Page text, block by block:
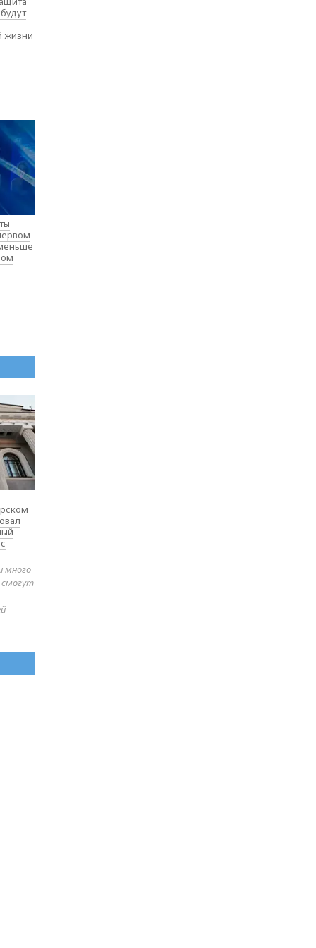
жизни
много
смогут